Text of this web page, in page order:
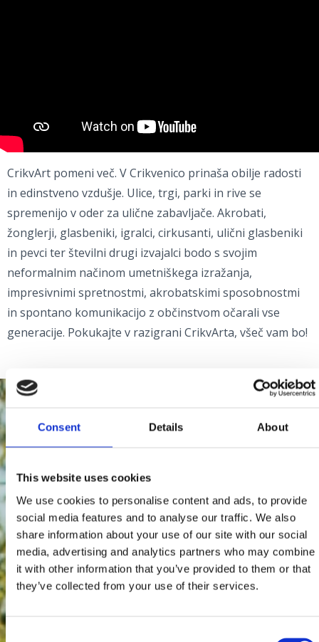
Consent Details About
This website uses cookies
We use cookies to personalise content and ads, to provide
social media features and to analyse our traffic. We also
share information about your use of our site with our social
media, advertising and analytics partners who may combine
it with other information that you’ve provided to them or that
they’ve collected from your use of their services.
CrikvArt pomeni več. V Crikvenico prinaša obilje radosti
in edinstveno vzdušje. Ulice, trgi, parki in rive se
spremenijo v oder za ulične zabavljače. Akrobati,
žonglerji, glasbeniki, igralci, cirkusanti, ulični glasbeniki
in pevci ter številni drugi izvajalci bodo s svojim
neformalnim načinom umetniškega izražanja,
impresivnimi spretnostmi, akrobatskimi sposobnostmi
in spontano komunikacijo z občinstvom očarali vse
generacije. Pokukajte v razigrani CrikvArta, všeč vam bo!